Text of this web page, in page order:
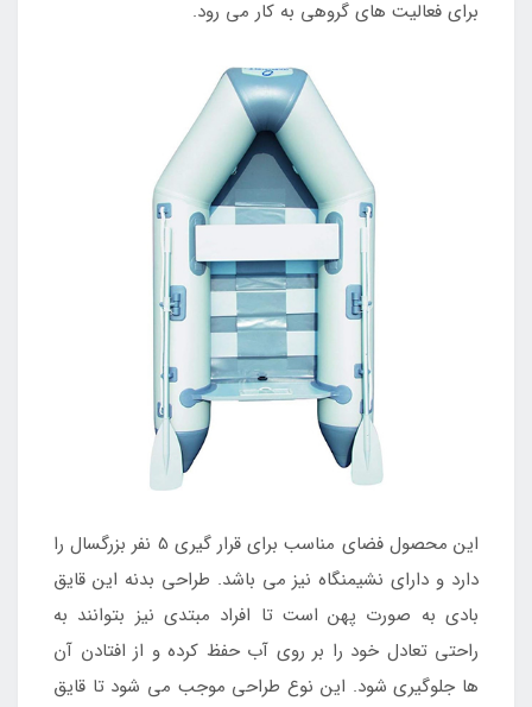
برای فعالیت های گروهی به کار می رود.
این محصول فضای مناسب برای قرار گیری 5 نفر بزرگسال را
دارد و دارای نشیمنگاه نیز می باشد. طراحی بدنه این قایق
بادی به صورت پهن است تا افراد مبتدی نیز بتوانند به
راحتی تعادل خود را بر روی آب حفظ کرده و از افتادن آن
ها جلوگیری شود. این نوع طراحی موجب می شود تا قایق